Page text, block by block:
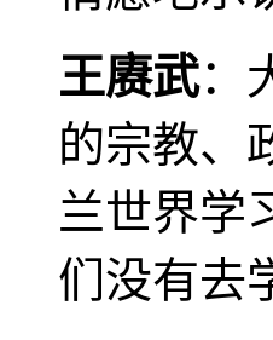
王赓武：
的宗教、
兰世界学
们没有去